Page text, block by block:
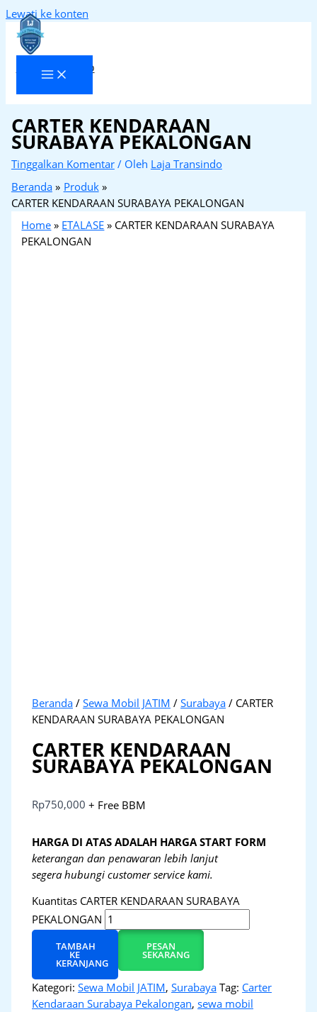
Lewati ke konten
Laja Transindo
CARTER KENDARAAN
SURABAYA PEKALONGAN
Tinggalkan Komentar / Oleh Laja Transindo
Beranda
Produk
CARTER KENDARAAN SURABAYA PEKALONGAN
Home » ETALASE » CARTER KENDARAAN SURABAYA
PEKALONGAN
Beranda /Sewa Mobil JATIM /Surabaya / CARTER
KENDARAAN SURABAYA PEKALONGAN
CARTER KENDARAAN
SURABAYA PEKALONGAN
Rp750,000 + Free BBM
HARGA DI ATAS ADALAH HARGA START FORM
keterangan dan penawaran lebih lanjut
segera hubungi customer service kami.
Kuantitas CARTER KENDARAAN SURABAYA
PEKALONGAN
TAMBAH
KE
KERANJANG
PESAN
SEKARANG
Kategori:Sewa Mobil JATIM,Surabaya Tag: Carter
Kendaraan Surabaya Pekalongan,sewa mobil